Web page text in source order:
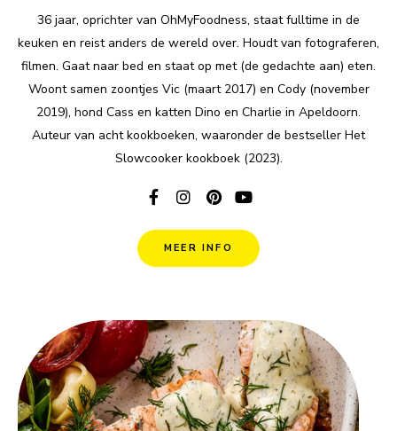
36 jaar, oprichter van OhMyFoodness, staat fulltime in de
keuken en reist anders de wereld over. Houdt van fotograferen,
filmen. Gaat naar bed en staat op met (de gedachte aan) eten.
Woont samen zoontjes Vic (maart 2017) en Cody (november
2019), hond Cass en katten Dino en Charlie in Apeldoorn.
Auteur van acht kookboeken, waaronder de bestseller Het
Slowcooker kookboek (2023).
MEER INFO